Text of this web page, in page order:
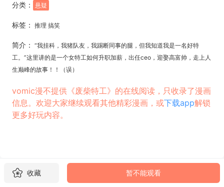
分类： 悬疑
标签： 推理 搞笑
简介： “我挂科，我猪队友，我踢断同事的腿，但我知道我是一名好特
工。”这里讲的是一个女特工如何升职加薪，出任ceo，迎娶高富帅，走上人
生巅峰的故事！！（误）
vomic漫不提供《废柴特工》的在线阅读，只收录了漫画
信息。欢迎大家继续观看其他精彩漫画，或下载app解锁
更多好玩内容。
收藏 暂不能观看